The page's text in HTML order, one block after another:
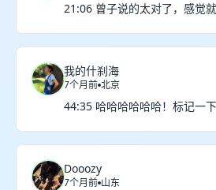
21:06 曾子说的太对了，感觉
我的什刹海
7个月前 北京
44:35 哈哈哈哈哈哈！标记一下
Dooozy
7个月前 山东